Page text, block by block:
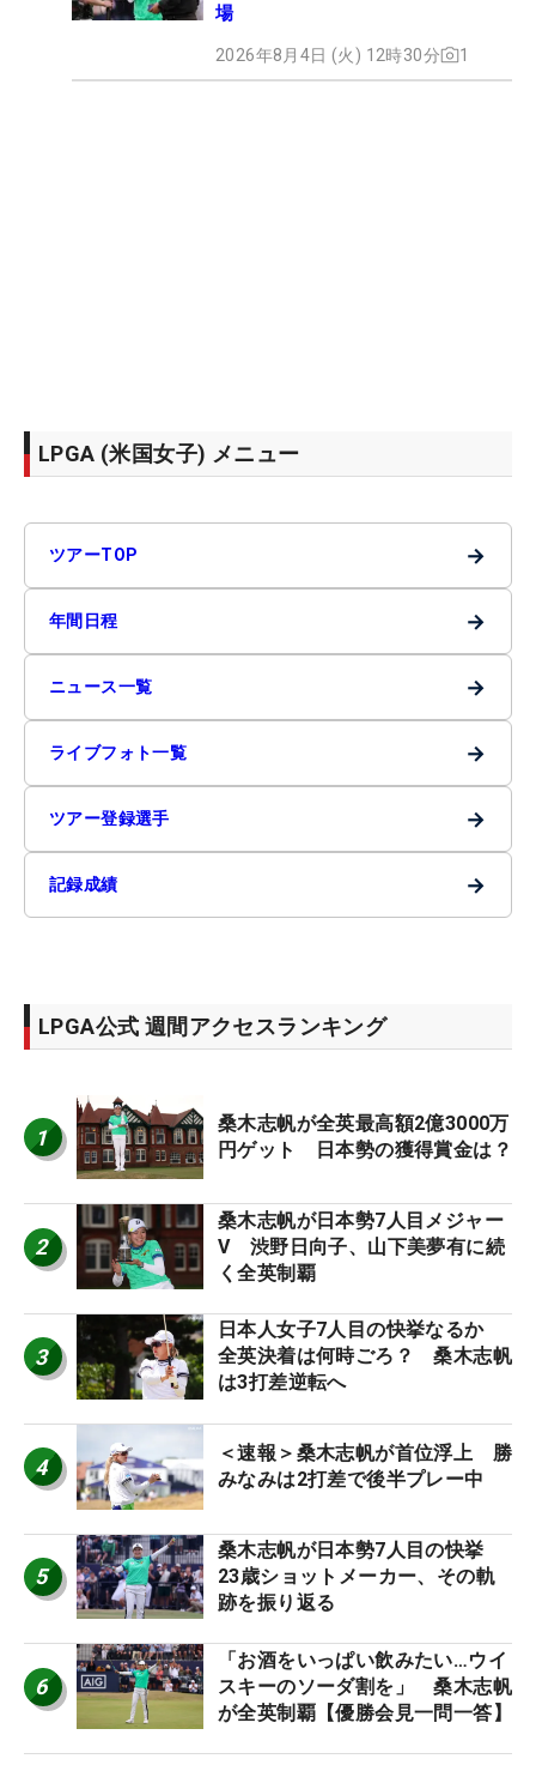
場
2026年8月4日 (火) 12時30分 1
LPGA (米国女子) メニュー
ツアーTOP →
年間日程 →
ニュース一覧 →
ライブフォト一覧 →
ツアー登録選手 →
記録成績 →
LPGA公式 週間アクセスランキング
1
桑木志帆が全英最高額2億3000万
円ゲット 日本勢の獲得賞金は？
2
桑木志帆が日本勢7人目メジャー
V 渋野日向子、山下美夢有に続
く全英制覇
3
日本人女子7人目の快挙なるか
全英決着は何時ごろ？ 桑木志帆
は3打差逆転へ
4
＜速報＞桑木志帆が首位浮上 勝
みなみは2打差で後半プレー中
5
桑木志帆が日本勢7人目の快挙
23歳ショットメーカー、その軌
跡を振り返る
6
「お酒をいっぱい飲みたい…ウイ
スキーのソーダ割を」 桑木志帆
が全英制覇【優勝会見一問一答】